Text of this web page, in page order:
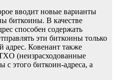
вводит новые варианты
биткоины. В качестве
способен содержать
эти биткоины только
адрес. Ковенант также
(неизрасходованные
с этого биткоин-адреса, а